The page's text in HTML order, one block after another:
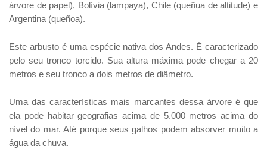
árvore de papel), Bolívia (lampaya), Chile (queñua de altitude) e
Argentina (queñoa).
Este arbusto é uma espécie nativa dos Andes. É caracterizado
pelo seu tronco torcido. Sua altura máxima pode chegar a 20
metros e seu tronco a dois metros de diâmetro.
Uma das características mais marcantes dessa árvore é que
ela pode habitar geografias acima de 5.000 metros acima do
nível do mar. Até porque seus galhos podem absorver muito a
água da chuva.